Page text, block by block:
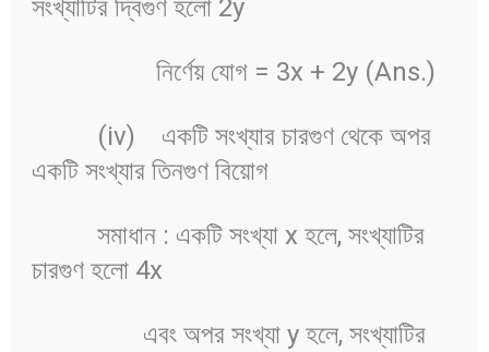
সংখ্যাটির দ্বিগুণ হলো 2y
নির্ণেয় যোগ = 3x + 2y (Ans.)
(iv) একটি সংখ্যার চারগুণ থেকে অপর
একটি সংখ্যার তিনগুণ বিয়োগ
সমাধান : একটি সংখ্যা x হলে, সংখ্যাটির
চারগুণ হলো 4x
এবং অপর সংখ্যা y হলে, সংখ্যাটির